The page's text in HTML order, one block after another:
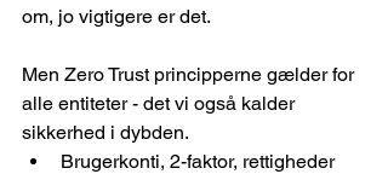
om, jo vigtigere er det.
Men Zero Trust principperne gælder for
alle entiteter - det vi også kalder
sikkerhed i dybden.
Brugerkonti, 2-faktor, rettigheder